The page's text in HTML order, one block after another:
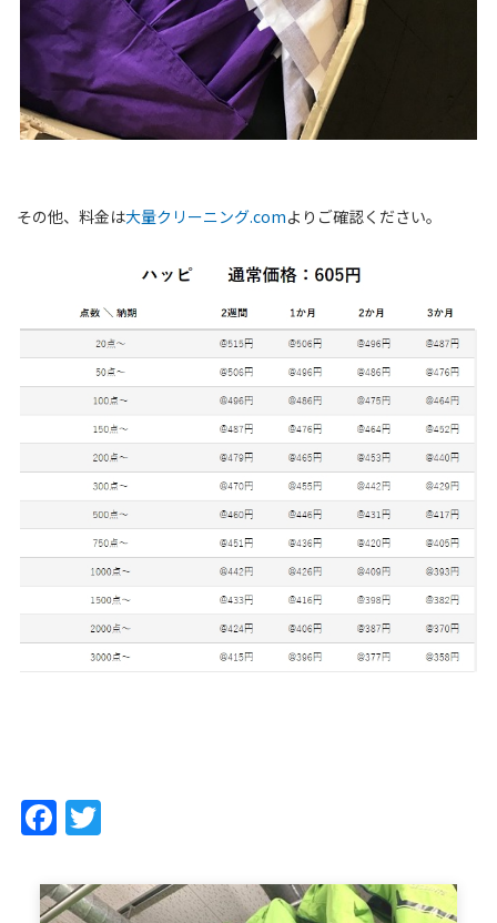
その他、料金は大量クリーニング.comよりご確認ください。
Facebook